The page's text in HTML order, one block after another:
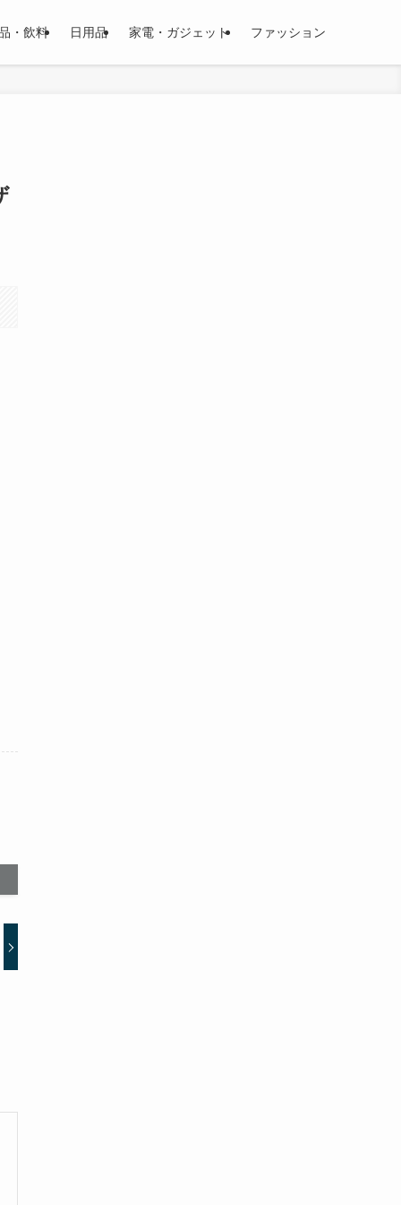
・飲料 日用品 家電・ガジェット ファッション